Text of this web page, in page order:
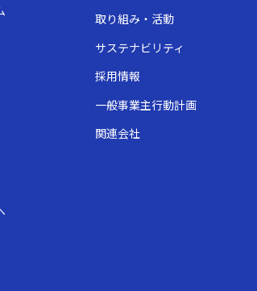
取り組み・活動
サステナビリティ
採用情報
一般事業主行動計画
関連会社